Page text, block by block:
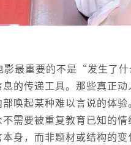
影最重要的不是“发生了
的传递工具。那些真正
唤起某种难以言说的体
需要被重复教育已知的
身，而非题材或结构的